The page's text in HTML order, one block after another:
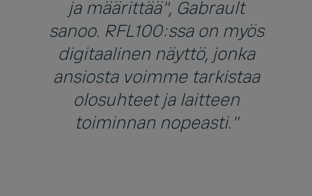
ja määrittää", Gabrault
sanoo. RFL100:ssa on myös
digitaalinen näyttö, jonka
ansiosta voimme tarkistaa
olosuhteet ja laitteen
toiminnan nopeasti."